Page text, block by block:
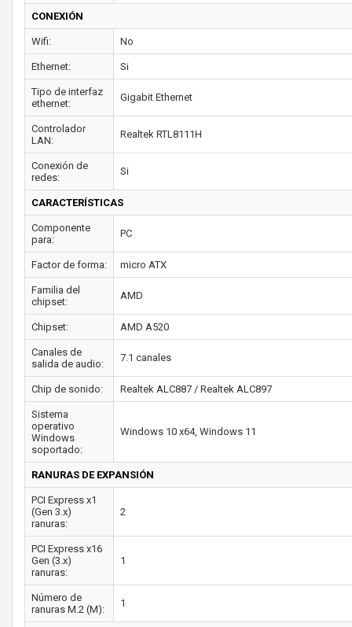
CONEXIÓN
Wifi: No
Ethernet: Si
Tipo de interfaz
ethernet:
Gigabit Ethernet
Controlador
LAN:
Realtek RTL8111H
Conexión de
redes:
Si
CARACTERÍSTICAS
Componente
para:
PC
Factor de forma: micro ATX
Familia del
chipset:
AMD
Chipset: AMD A520
Canales de
salida de audio:
7.1 canales
Chip de sonido: Realtek ALC887 / Realtek ALC897
Sistema
operativo
Windows
soportado:
Windows 10 x64, Windows 11
RANURAS DE EXPANSIÓN
PCI Express x1
(Gen 3.x)
ranuras:
2
PCI Express x16
Gen (3.x)
ranuras:
1
Número de
ranuras M.2 (M):
1